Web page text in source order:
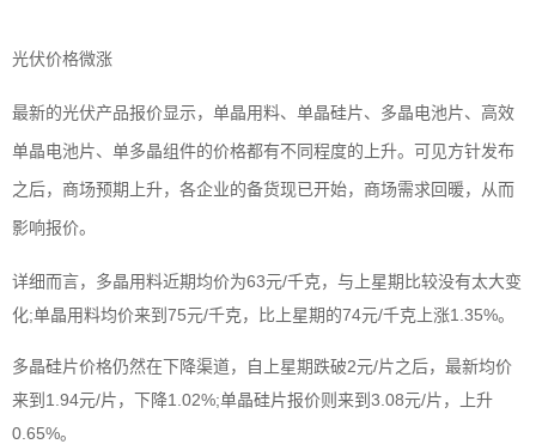
光伏价格微涨
最新的光伏产品报价显示，单晶用料、单晶硅片、多晶电池片、高效
单晶电池片、单多晶组件的价格都有不同程度的上升。可见方针发布
之后，商场预期上升，各企业的备货现已开始，商场需求回暖，从而
影响报价。
详细而言，多晶用料近期均价为63元/千克，与上星期比较没有太大变
化;单晶用料均价来到75元/千克，比上星期的74元/千克上涨1.35%。
多晶硅片价格仍然在下降渠道，自上星期跌破2元/片之后，最新均价
来到1.94元/片，下降1.02%;单晶硅片报价则来到3.08元/片，上升
0.65%。